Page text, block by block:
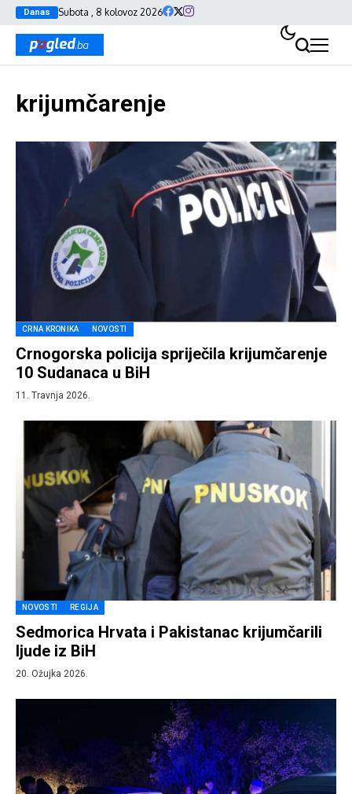
Danas Subota , 8 kolovoz 2026
krijumčarenje
CRNA KRONIKA NOVOSTI
Crnogorska policija spriječila krijumčarenje
10 Sudanaca u BiH
11. Travnja 2026.
NOVOSTI REGIJA
Sedmorica Hrvata i Pakistanac krijumčarili
ljude iz BiH
20. Ožujka 2026.